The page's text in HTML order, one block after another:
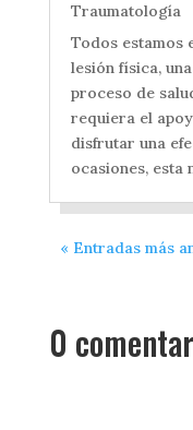
Traumatología
Todos estamos
lesión física,
proceso de
requiera el
disfrutar una
ocasiones, esta
« Entradas más
0